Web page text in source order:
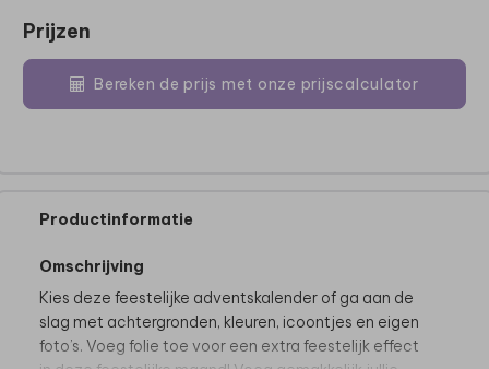
Prijzen
Bereken de prijs met onze prijscalculator
Productinformatie
Omschrijving
Kies deze feestelijke adventskalender of ga aan de
slag met achtergronden, kleuren, icoontjes en eigen
foto’s. Voeg folie toe voor een extra feestelijk effect